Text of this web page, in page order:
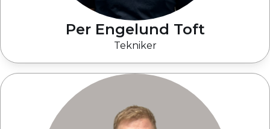
Per Engelund Toft
Tekniker